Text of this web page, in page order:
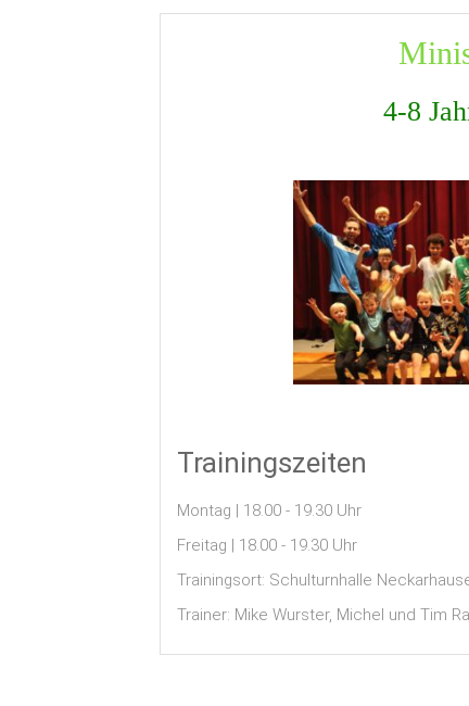
4-8
Trainingszeiten
Montag | 18.00 - 19.30 Uhr
Freitag | 18.00 - 19.30 Uhr
Trainingsort: Schulturnhalle
Trainer: Mike Wurster, Michel und Tim